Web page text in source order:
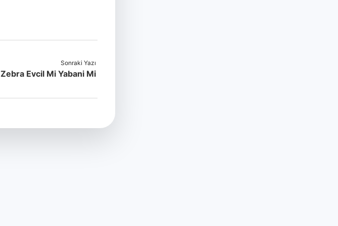
Sonraki Yazı
Zebra Evcil Mi Yabani Mi